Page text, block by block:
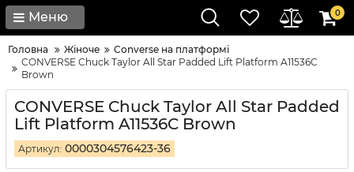
Меню 0
Головна Жіноче
Converse на платформі
CONVERSE Chuck Taylor All Star Padded Lift Platform A11536C
Brown
CONVERSE Chuck Taylor All Star Padded
Lift Platform A11536C Brown
Артикул: 0000304576423-36